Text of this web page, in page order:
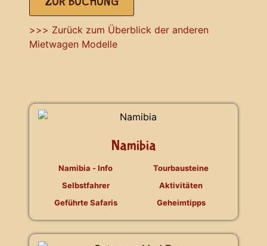
>>> Zurück zum Überblick der anderen
Mietwagen Modelle
Namibia
Namibia - Info
Selbstfahrer
Geführte Safaris
Tourbausteine
Aktivitäten
Geheimtipps